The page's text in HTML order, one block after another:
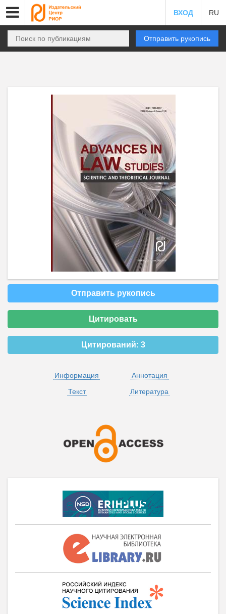
ВХОД RU
Отправить рукопись
Отправить рукопись
Цитировать
Цитирований: 3
Информация
Аннотация
Текст
Литература